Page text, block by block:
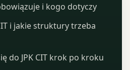
i kogo dotyczy
i jakie struktury trzeba
do JPK CIT krok po kroku